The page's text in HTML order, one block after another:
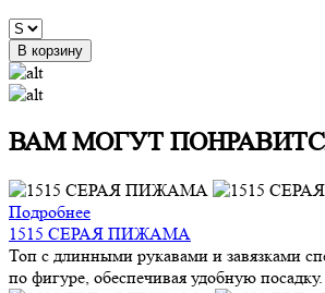
В корзину
ВАМ МОГУТ
Подробнее
1515 СЕРАЯ ПИЖАМА
Топ с длинными рукавами и завязками
по фигуре, обеспечивая удобную посадку.